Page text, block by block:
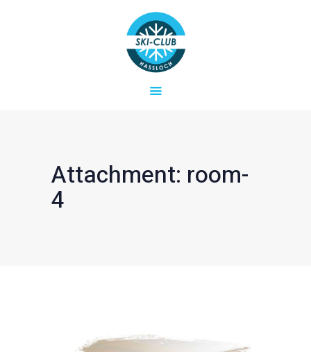
Attachment: room-
4
SKICLUB HASSLOCH E.V.
Ski- und Snowboard-Freizeiten in der Region
Termine & Fahrten